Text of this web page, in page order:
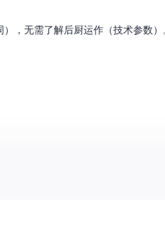
，无需了解后厨运作（技术参数